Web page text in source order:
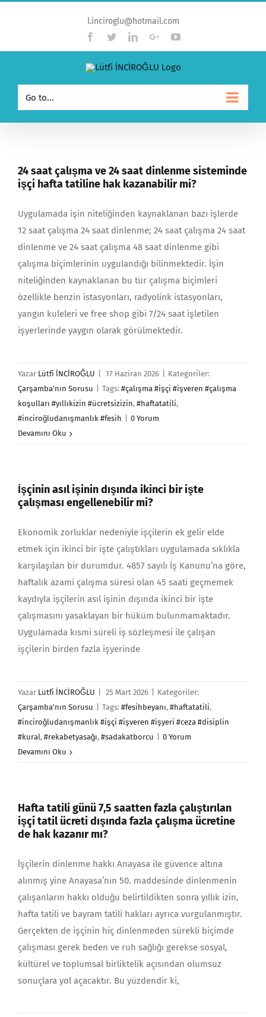
l.inciroglu@hotmail.com
Facebook
TwitterLinkedinGoogle+YouTube
Go to...
24 saat çalışma ve 24 saat dinlenme sisteminde
işçi hafta tatiline hak kazanabilir mi?
Uygulamada işin niteliğinden kaynaklanan bazı işlerde
12 saat çalışma 24 saat dinlenme; 24 saat çalışma 24 saat
dinlenme ve 24 saat çalışma 48 saat dinlenme gibi
çalışma biçimlerinin uygulandığı bilinmektedir. İşin
niteliğinden kaynaklanan bu tür çalışma biçimleri
özellikle benzin istasyonları, radyolink istasyonları,
yangın kuleleri ve free shop gibi 7/24 saat işletilen
işyerlerinde yaygın olarak görülmektedir.
Yazar Lütfi İNCİROĞLU 17 Haziran 2026
Kategoriler:
Çarşamba'nın Sorusu
Tags: #çalışma #işçi #işveren #çalışma
koşulları #yıllıkizin #ücretsizizin, #haftatatili,
#inciroğludanışmanlık #fesih
0 Yorum
Devamını Oku
İşçinin asıl işinin dışında ikinci bir işte
çalışması engellenebilir mi?
Ekonomik zorluklar nedeniyle işçilerin ek gelir elde
etmek için ikinci bir işte çalıştıkları uygulamada sıklıkla
karşılaşılan bir durumdur. 4857 sayılı İş Kanunu’na göre,
haftalık azami çalışma süresi olan 45 saati geçmemek
kaydıyla işçilerin asıl işinin dışında ikinci bir işte
çalışmasını yasaklayan bir hüküm bulunmamaktadır.
Uygulamada kısmi süreli iş sözleşmesi ile çalışan
işçilerin birden fazla işyerinde
Yazar Lütfi İNCİROĞLU 25 Mart 2026
Kategoriler:
Çarşamba'nın Sorusu
Tags: #fesihbeyanı, #haftatatili,
#inciroğludanışmanlık #işçi #işveren #işyeri #ceza #disiplin
#kural, #rekabetyasağı, #sadakatborcu
0 Yorum
Devamını Oku
Hafta tatili günü 7,5 saatten fazla çalıştırılan
işçi tatil ücreti dışında fazla çalışma ücretine
de hak kazanır mı?
İşçilerin dinlenme hakkı Anayasa ile güvence altına
alınmış yine Anayasa’nın 50. maddesinde dinlenmenin
çalışanların hakkı olduğu belirtildikten sonra yıllık izin,
hafta tatili ve bayram tatili hakları ayrıca vurgulanmıştır.
Gerçekten de işçinin hiç dinlenmeden sürekli biçimde
çalışması gerek beden ve ruh sağlığı gerekse sosyal,
kültürel ve toplumsal birliktelik açısından olumsuz
sonuçlara yol açacaktır. Bu yüzdendir ki,